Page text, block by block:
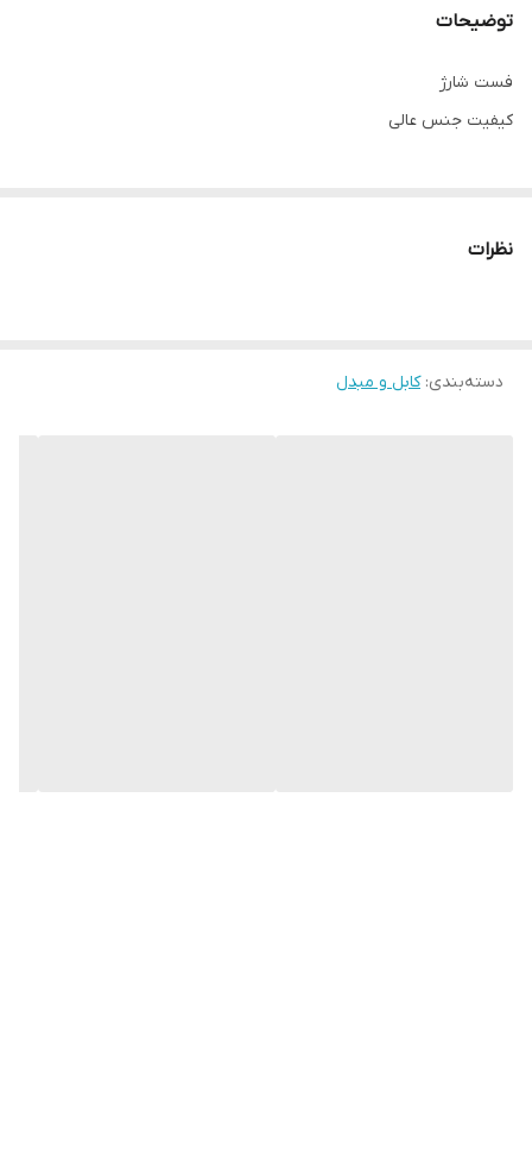
توضیحات
فست شارژ
کیفیت جنس عالی
نظرات
دسته‌بندی:کابل و مبدل